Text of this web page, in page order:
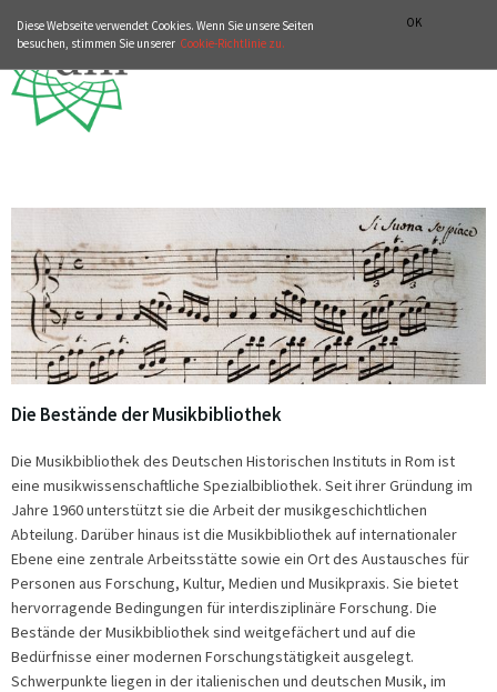
OK
Diese Webseite verwendet Cookies. Wenn Sie unsere Seiten
besuchen, stimmen Sie unserer Cookie-Richtlinie zu.
Die Bestände der Musikbibliothek
Die Musikbibliothek des Deutschen Historischen Instituts in Rom ist
eine musikwissenschaftliche Spezialbibliothek. Seit ihrer Gründung im
Jahre 1960 unterstützt sie die Arbeit der musikgeschichtlichen
Abteilung. Darüber hinaus ist die Musikbibliothek auf internationaler
Ebene eine zentrale Arbeitsstätte sowie ein Ort des Austausches für
Personen aus Forschung, Kultur, Medien und Musikpraxis. Sie bietet
hervorragende Bedingungen für interdisziplinäre Forschung. Die
Bestände der Musikbibliothek sind weitgefächert und auf die
Bedürfnisse einer modernen Forschungstätigkeit ausgelegt.
Schwerpunkte liegen in der italienischen und deutschen Musik, im